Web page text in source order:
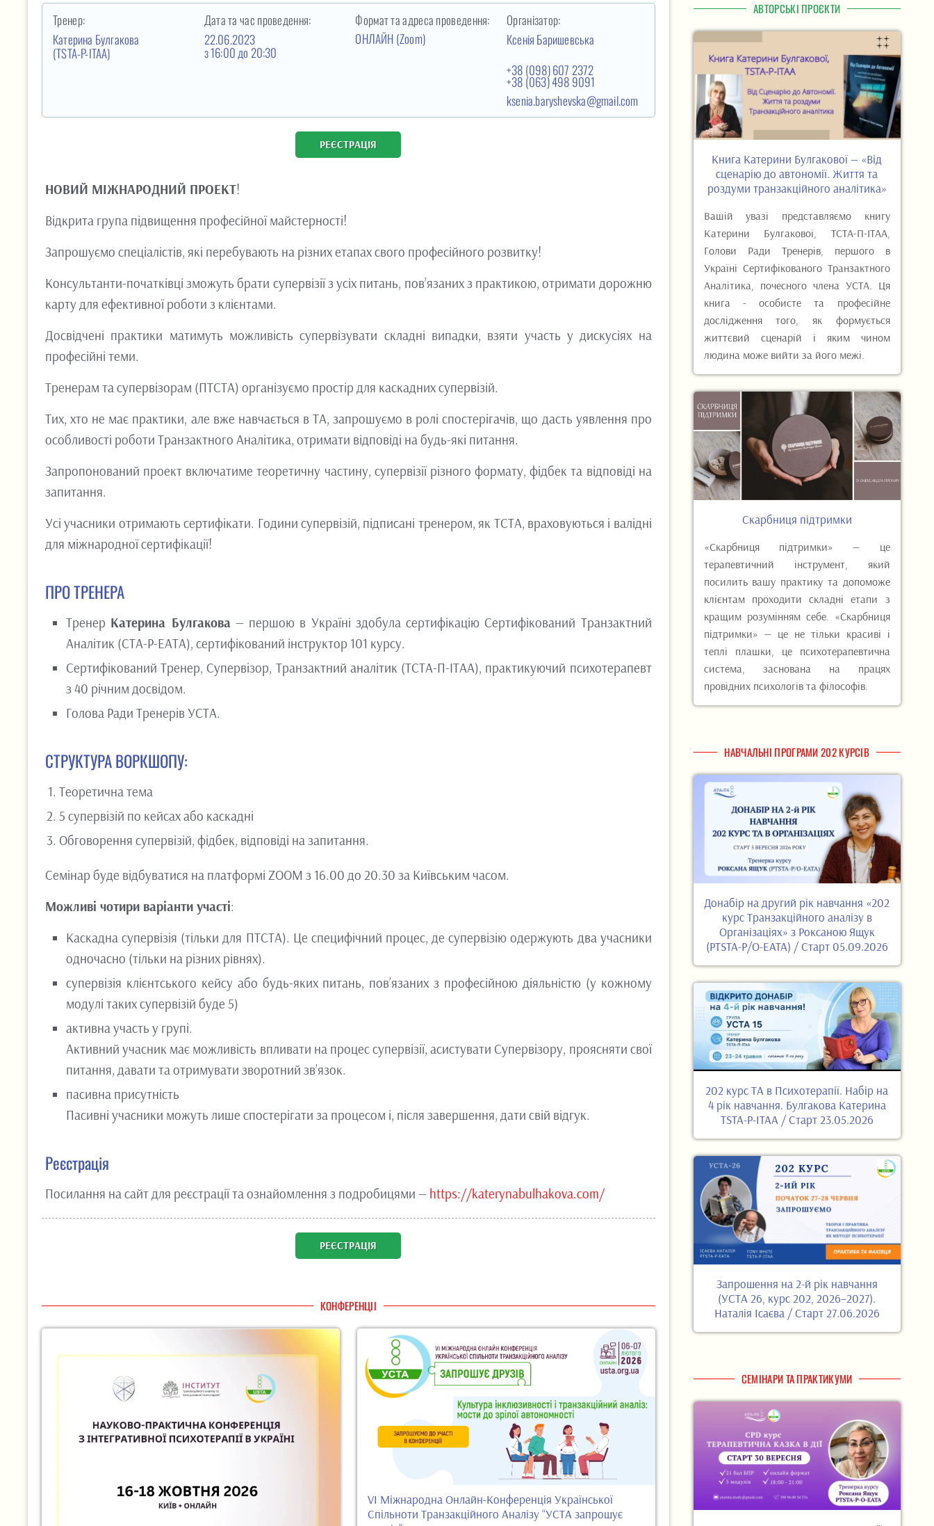
Тренер:
Катерина Булгакова
(TSTA-P-ITAA)
Дата та час проведення:
22.06.2023
з 16:00 до 20:30
Формат та адреса проведення:
ОНЛАЙН (Zoom)
Організатор:
Ксенія Баришевська
+38 (098) 607 2372
+38 (063) 498 9091
ksenia.baryshevska@gmail.com
РЕЄСТРАЦІЯ
НОВИЙ МІЖНАРОДНИЙ ПРОЕКТ!
Відкрита група підвищення професійної майстерності!
Запрошуємо спеціалістів, які перебувають на різних етапах свого професійного розвитку!
Консультанти-початківці зможуть брати супервізії з усіх питань, пов’язаних з практикою, отримати дорожню
карту для ефективної роботи з клієнтами.
Досвідчені практики матимуть можливість супервізувати складні випадки, взяти участь у дискусіях на
професійні теми.
Тренерам та супервізорам (ПТСТА) організуємо простір для каскадних супервізій.
Тих, хто не має практики, але вже навчається в ТА, запрошуємо в ролі спостерігачів, що дасть уявлення про
особливості роботи Транзактного Аналітика, отримати відповіді на будь-які питання.
Запропонований проект включатиме теоретичну частину, супервізії різного формату, фідбек та відповіді на
запитання.
Усі учасники отримають сертифікати. Години супервізій, підписані тренером, як ТСТА, враховуються і валідні
для міжнародної сертифікації!
ПРО ТРЕНЕРА
Тренер Катерина Булгакова — першою в Україні здобула сертифікацію Сертифікований Транзактний
Аналітик (СТА-Р-ЕАТА), сертифікований інструктор 101 курсу.
Сертифікований Тренер, Супервізор, Транзактний аналітик (ТСТА-П-ІТАА), практикуючий психотерапевт
з 40 річним досвідом.
Голова Ради Тренерів УСТА.
СТРУКТУРА ВОРКШОПУ:
Теоретична тема
5 супервізій по кейсах або каскадні
Обговорення супервізій, фідбек, відповіді на запитання.
Семінар буде відбуватися на платформі ZOOM з 16.00 до 20.30 за Київським часом.
Можливі чотири варіанти участі:
Каскадна супервізія (тільки для ПТСТА). Це специфічний процес, де супервізію одержують два учасники
одночасно (тільки на різних рівнях).
супервізія клієнтського кейсу або будь-яких питань, пов’язаних з професійною діяльністю (у кожному
модулі таких супервізій буде 5)
активна участь у групі.
Активний учасник має можливість впливати на процес супервізії, асистувати Супервізору, проясняти свої
питання, давати та отримувати зворотний зв’язок.
пасивна присутність
Пасивні учасники можуть лише спостерігати за процесом і, після завершення, дати свій відгук.
Реєстрація
Посилання на сайт для реєстрації та ознайомлення з подробицями — https://katerynabulhakova.com/
РЕЄСТРАЦІЯ
КОНФЕРЕНЦІІ
VI Міжнародна Онлайн-Конференція Української
Спільноти Транзакційного Аналізу “УСТА запрошує
АВТОРСЬКІ ПРОЄКТИ
Книга Катерини Булгакової — «Від
сценарію до автономії. Життя та
роздуми транзакційного аналітика»
Вашій увазі представляємо книгу
Катерини Булгакової, ТСТА-П-ІТАА,
Голови Ради Тренерів, першого в
Україні Сертифікованого Транзактного
Аналітика, почесного члена УСТА. Ця
книга - особисте та професійне
дослідження того, як формується
життєвий сценарій і яким чином
людина може вийти за його межі.
Скарбниця підтримки
«Скарбниця підтримки» — це
терапевтичний інструмент, який
посилить вашу практику та допоможе
клієнтам проходити складні етапи з
кращим розумінням себе. «Скарбниця
підтримки» — це не тільки красиві і
теплі плашки, це психотерапевтична
система, заснована на працях
провідних психологів та філософів.
НАВЧАЛЬНІ ПРОГРАМИ 202 КУРСІВ
Донабір на другий рік навчання «202
курс Транзакційного аналізу в
Організаціях» з Роксаною Ящук
(PTSTA-P/O-EATA) / Старт 05.09.2026
202 курс ТА в Психотерапії. Набір на
4 рік навчання. Булгакова Катерина
TSTA-P-ITAA / Старт 23.05.2026
Запрошення на 2-й рік навчання
(УСТА 26, курс 202, 2026–2027).
Наталія Ісаєва / Старт 27.06.2026
СЕМІНАРИ ТА ПРАКТИКУМИ